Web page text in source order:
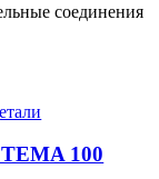
соединения
100